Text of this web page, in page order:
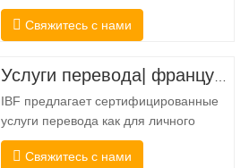
целей, когда получателю требуется
подтверждение точности и полноты
суды и несколько муниципальных,
государственных и федеральных
органов власти часто требуется такой
перевод. Чтобы полностью
соответствовать…
Свяжитесь с нами
IBF предлагает сертифицированные
услуги перевода как для личного
использования, так и для
официального использования в
Свяжитесь с нами